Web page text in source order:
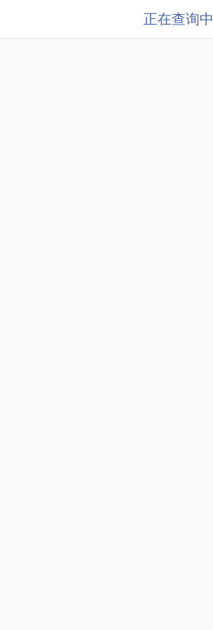
正在查询中